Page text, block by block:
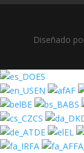
Diseñado
ES
EN
AF
BE
BS
CS
DE
EL
FA